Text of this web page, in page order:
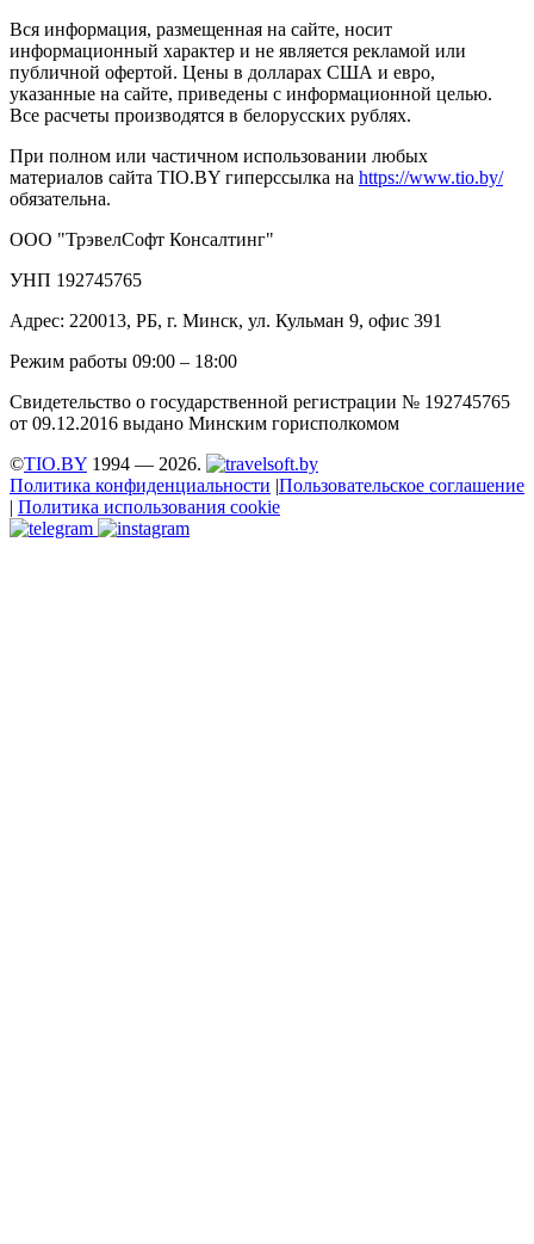
Вся информация, размещенная на сайте, носит
информационный характер и не является рекламой или
публичной офертой. Цены в долларах США и евро,
указанные на сайте, приведены с информационной целью.
Все расчеты производятся в белорусских рублях.
При полном или частичном использовании любых
материалов сайта TIO.BY гиперссылка на https://www.tio.by/
обязательна.
ООО "ТрэвелСофт Консалтинг"
УНП 192745765
Адрес: 220013, РБ, г. Минск, ул. Кульман 9, офис 391
Режим работы 09:00 – 18:00
Свидетельство о государственной регистрации № 192745765
от 09.12.2016 выдано Минским горисполкомом
©TIO.BY 1994 — 2026.
Политика конфиденциальности |Пользовательское соглашение
| Политика использования cookie